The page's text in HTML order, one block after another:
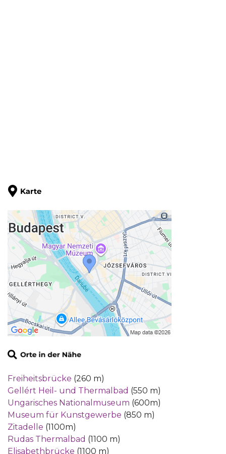
Freiheitsbrücke (260 m)
Gellért Heil- und Thermalbad (550 m)
Ungarisches Nationalmuseum (600m)
Museum für Kunstgewerbe (850 m)
Zitadelle (1100m)
Rudas Thermalbad (1100 m)
Elisabethbrücke (1100 m)